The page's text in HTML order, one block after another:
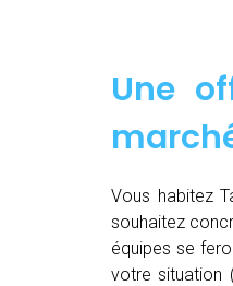
Une
Vous habitez
souhaitez
équipes se
votre situation